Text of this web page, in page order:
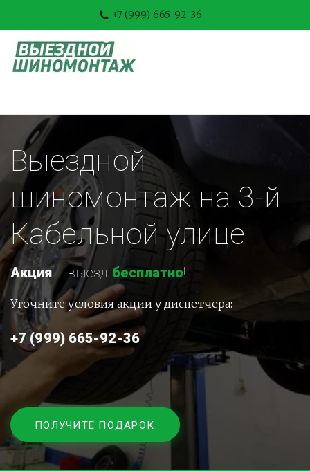
+7 (999) 665-92-36
Выездной
шиномонтаж на 3-й
Кабельной улице
Акция - выезд бесплатно!
Уточните условия акции у диспетчера:
+7 (999) 665-92-36
ПОЛУЧИТЕ ПОДАРОК